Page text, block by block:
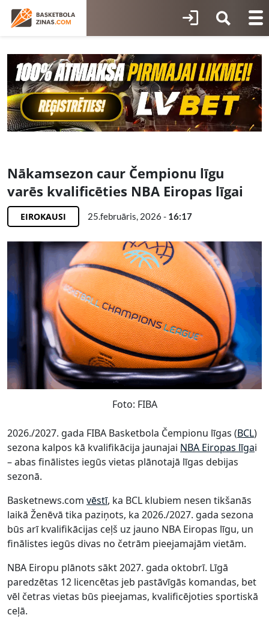
Nākamsezon caur Čempionu līgu
varēs kvalificēties NBA Eiropas līgai
EIROKAUSI 25.februāris, 2026 - 16:17
Foto: FIBA
2026./2027. gada FIBA Basketbola Čempionu līgas (BCL)
sezona kalpos kā kvalifikācija jaunajai NBA Eiropas līgai
– abas finālistes iegūs vietas plānotajā līgas debijas
sezonā.
Basketnews.com vēstī, ka BCL klubiem nesen tikšanās
laikā Ženēvā tika paziņots, ka 2026./2027. gada sezona
būs arī kvalifikācijas ceļš uz jauno NBA Eiropas līgu, un
finālistes iegūs divas no četrām pieejamajām vietām.
NBA Eiropu plānots sākt 2027. gada oktobrī. Līgā
paredzētas 12 licencētas jeb pastāvīgās komandas, bet
vēl četras vietas būs pieejamas, kvalificējoties sportiskā
ceļā.